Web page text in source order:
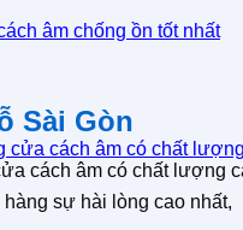
âm chống ồn tốt nhất
Sài Gòn
cách âm có chất lượng
sự hài lòng cao nhất,